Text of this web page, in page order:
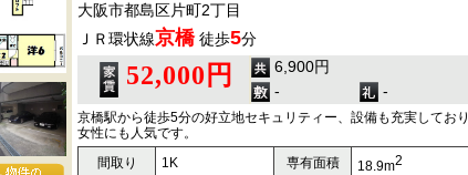
大阪市都島区片町2丁目
ＪＲ環状線京橋徒歩5分
52,000円
6,900円
-
-
京橋駅から徒歩5分の好立地セキュリティー、設備も充実しており
女性にも人気です。
間取り
1K 専有面積 18.9m2